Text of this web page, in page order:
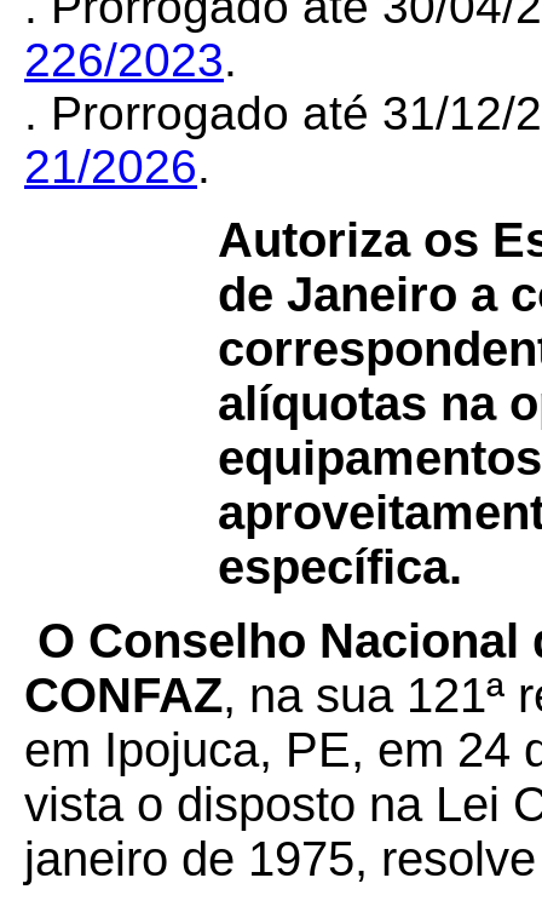
226/2023.
. Prorrogado até 31/12/
21/2026.
Autoriza os
de Janeiro a
alíquotas na
específica.
O Conselho Nacional
CONFAZ, na sua 121ª
em Ipojuca, PE, em 24
vista o disposto na Lei
janeiro de 1975,